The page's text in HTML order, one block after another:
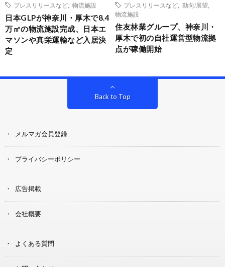
プレスリリースなど
物流施設
日本GLPが神奈川・厚木で8.4
万㎡の物流施設完成、日本エ
マソンや真栄運輸など入居決
定
プレスリリースなど
動向/展望
物流施設
住友林業グループ、神奈川・
厚木で初の自社運営型物流拠
点が稼働開始
Back to Top
メルマガ会員登録
プライバシーポリシー
広告掲載
会社概要
よくある質問